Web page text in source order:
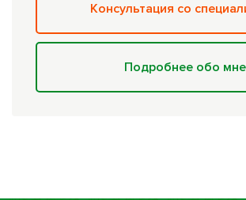
Консультация со
Подробнее обо мне